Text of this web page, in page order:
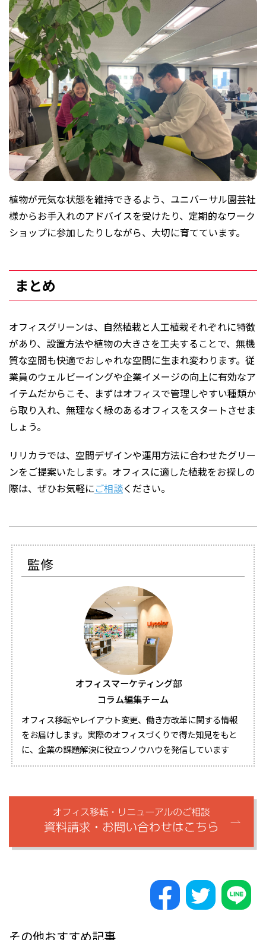
植物が元気な状態を維持できるよう、ユニバーサル園芸社
様からお手入れのアドバイスを受けたり、定期的なワーク
ショップに参加したりしながら、大切に育てています。
まとめ
オフィスグリーンは、自然植栽と人工植栽それぞれに特徴
があり、設置方法や植物の大きさを工夫することで、無機
質な空間も快適でおしゃれな空間に生まれ変わります。従
業員のウェルビーイングや企業イメージの向上に有効なア
イテムだからこそ、まずはオフィスで管理しやすい種類か
ら取り入れ、無理なく緑のあるオフィスをスタートさせま
しょう。
リリカラでは、空間デザインや運用方法に合わせたグリー
ンをご提案いたします。オフィスに適した植栽をお探しの
際は、ぜひお気軽にご相談ください。
監修
オフィスマーケティング部
コラム編集チーム
オフィス移転やレイアウト変更、働き方改革に関する情報
をお届けします。実際のオフィスづくりで得た知見をもと
に、企業の課題解決に役立つノウハウを発信しています
その他おすすめ記事